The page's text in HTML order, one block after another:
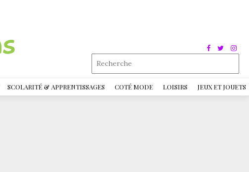
SCOLARITÉ & APPRENTISSAGES COTÉ MODE LOISIRS JEUX ET JOUETS